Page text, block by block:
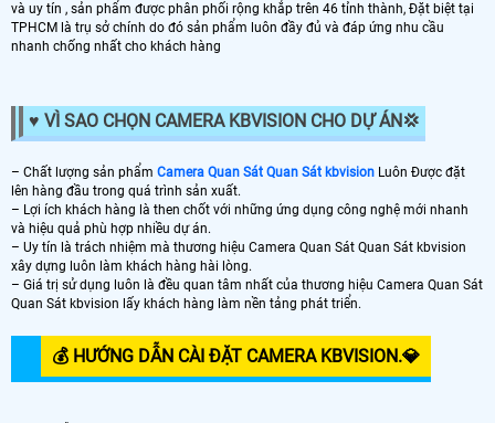
và uy tín , sản phẩm được phân phối rộng khắp trên 46 tỉnh thành, Đặt biệt tại
TPHCM là trụ sở chính do đó sản phẩm luôn đầy đủ và đáp ứng nhu cầu
nhanh chống nhất cho khách hàng
♥️ VÌ SAO CHỌN CAMERA KBVISION CHO DỰ ÁN️💢
– Chất lượng sản phẩm Camera Quan Sát Quan Sát kbvision Luôn Được đặt
lên hàng đầu trong quá trình sản xuất.
– Lợi ích khách hàng là then chốt với những ứng dụng công nghệ mới nhanh
và hiệu quả phù hợp nhiều dự án.
– Uy tín là trách nhiệm mà thương hiệu Camera Quan Sát Quan Sát kbvision
xây dựng luôn làm khách hàng hài lòng.
– Giá trị sử dụng luôn là đều quan tâm nhất của thương hiệu Camera Quan Sát
Quan Sát kbvision lấy khách hàng làm nền tảng phát triển.
💰 HƯỚNG DẪN CÀI ĐẶT CAMERA KBVISION.️💎